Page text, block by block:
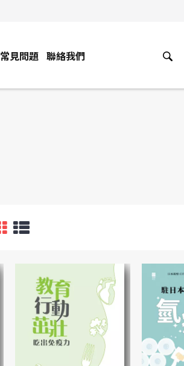
常見問題 聯絡我們